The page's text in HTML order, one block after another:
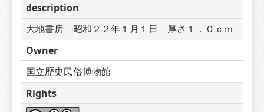
description
大地書房　昭和２２年１月１日　厚さ１．０ｃｍ
Owner
国立歴史民俗博物館
Rights